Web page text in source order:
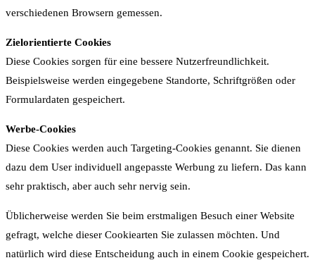
verschiedenen Browsern gemessen.
Zielorientierte Cookies
Diese Cookies sorgen für eine bessere Nutzerfreundlichkeit.
Beispielsweise werden eingegebene Standorte, Schriftgrößen oder
Formulardaten gespeichert.
Werbe-Cookies
Diese Cookies werden auch Targeting-Cookies genannt. Sie dienen
dazu dem User individuell angepasste Werbung zu liefern. Das kann
sehr praktisch, aber auch sehr nervig sein.
Üblicherweise werden Sie beim erstmaligen Besuch einer Website
gefragt, welche dieser Cookiearten Sie zulassen möchten. Und
natürlich wird diese Entscheidung auch in einem Cookie gespeichert.